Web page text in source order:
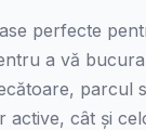
perfecte
a vă
parcul
active, cât și